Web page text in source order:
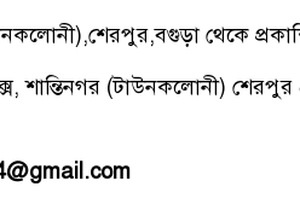
থেকে
শান্তিনগর (টাউনকলোনী)